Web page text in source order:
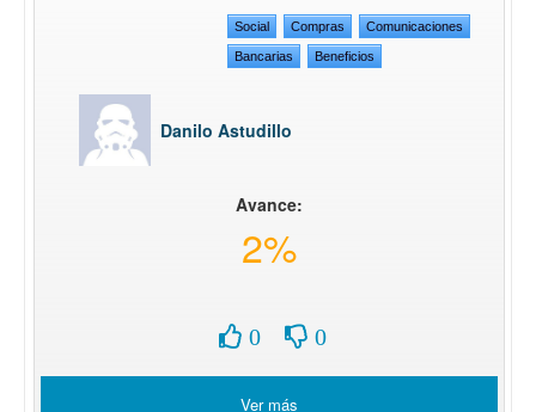
Social Compras Comunicaciones
Bancarias Beneficios
Danilo Astudillo
Avance:
2%
0 0
Ver más